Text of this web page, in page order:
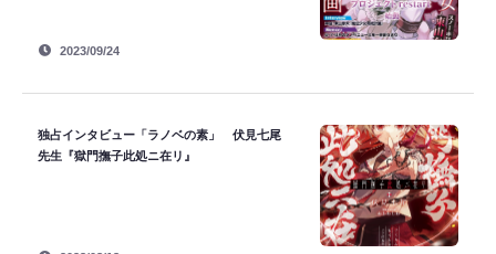
2023/09/24
独占インタビュー「ラノベの素」 伏見七尾
先生『獄門撫子此処ニ在リ』